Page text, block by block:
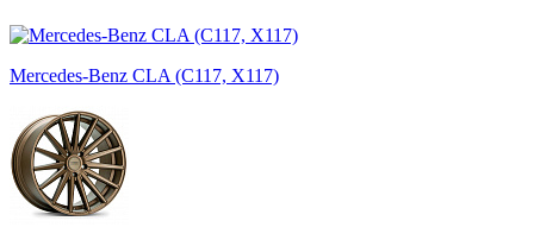
Mercedes-Benz CLA (C117, X117)